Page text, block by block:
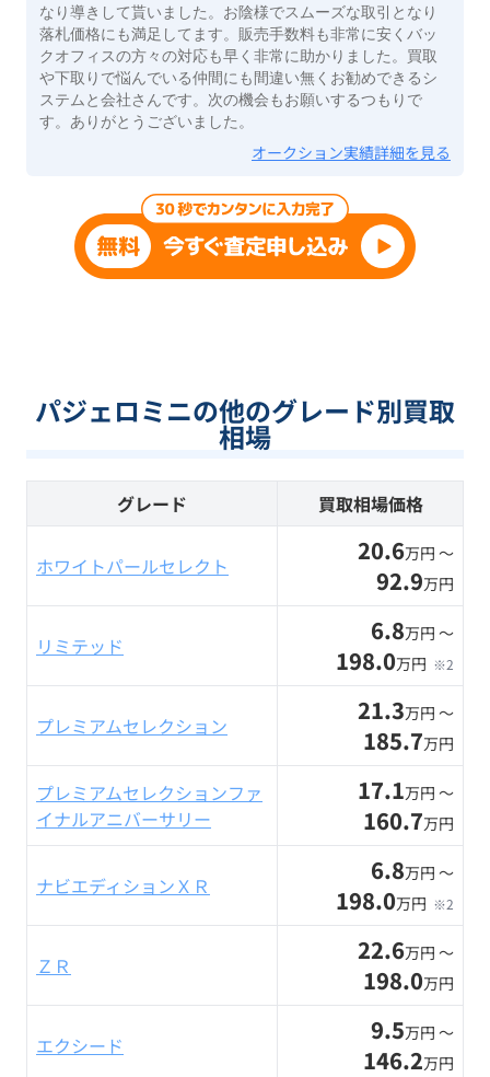
なり導きして貰いました。お陰様でスムーズな取引となり
落札価格にも満足してます。販売手数料も非常に安くバッ
クオフィスの方々の対応も早く非常に助かりました。買取
や下取りで悩んでいる仲間にも間違い無くお勧めできるシ
ステムと会社さんです。次の機会もお願いするつもりで
す。ありがとうございました。
オークション実績詳細を見る
パジェロミニの他のグレード別買取
相場
グレード 買取相場価格
ホワイトパールセレクト 20.6万円 〜
92.9万円
リミテッド 6.8万円 〜
198.0万円 ※2
プレミアムセレクション 21.3万円 〜
185.7万円
プレミアムセレクションファ
イナルアニバーサリー
17.1万円 〜
160.7万円
ナビエディションＸＲ 6.8万円 〜
198.0万円 ※2
ＺＲ 22.6万円 〜
198.0万円
エクシード 9.5万円 〜
146.2万円